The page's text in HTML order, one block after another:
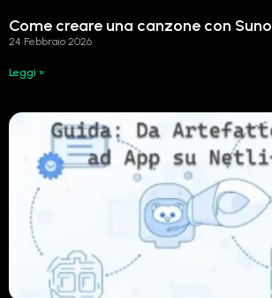
Come creare una canzone con Suno
24 Febbraio 2026
Leggi »